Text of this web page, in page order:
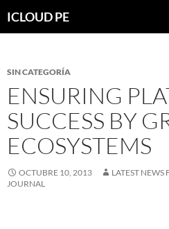
hacia
ICLOUD PE
SIN CATEGORÍA
ENSURING
SUCCESS BY
ECOSYSTEMS
OCTUBRE 10, 2013
LATEST
JOURNAL